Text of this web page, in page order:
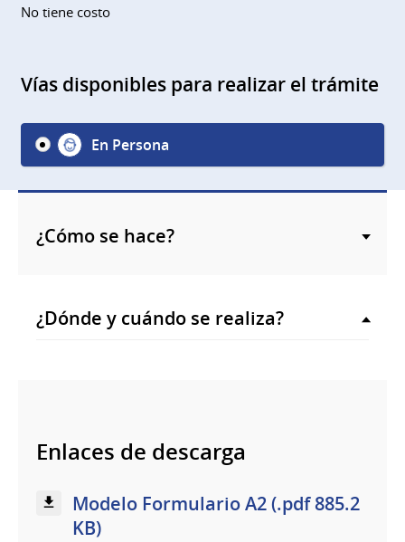
No tiene costo
Vías disponibles para realizar el trámite
En Persona
¿Cómo se hace?
¿Dónde y cuándo se realiza?
Enlaces de descarga
Modelo Formulario A2 (.pdf 885.2
KB)